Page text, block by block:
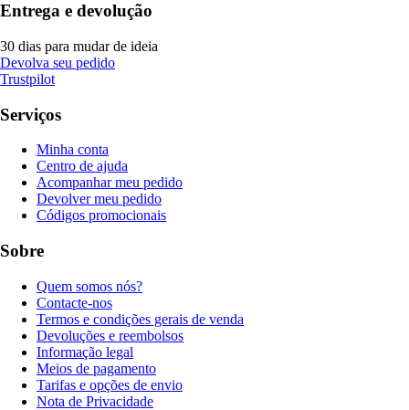
Entrega e devolução
30 dias para mudar de ideia
Devolva seu pedido
Trustpilot
Serviços
Minha conta
Centro de ajuda
Acompanhar meu pedido
Devolver meu pedido
Códigos promocionais
Sobre
Quem somos nós?
Contacte-nos
Termos e condições gerais de venda
Devoluções e reembolsos
Informação legal
Meios de pagamento
Tarifas e opções de envio
Nota de Privacidade